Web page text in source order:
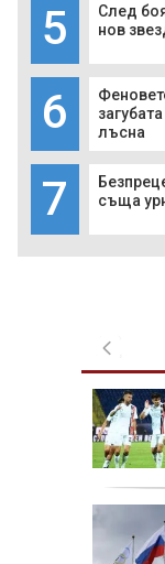
5
След
нов
6
лъсна
7
съща